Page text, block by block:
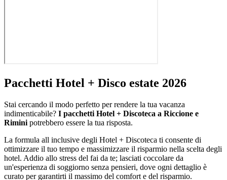
Pacchetti Hotel + Disco estate 2026
Stai cercando il modo perfetto per rendere la tua vacanza
indimenticabile? I pacchetti Hotel + Discoteca a Riccione e
Rimini potrebbero essere la tua risposta.
La formula all inclusive degli Hotel + Discoteca ti consente di
ottimizzare il tuo tempo e massimizzare il risparmio nella scelta degli
hotel. Addio allo stress del fai da te; lasciati coccolare da
un'esperienza di soggiorno senza pensieri, dove ogni dettaglio è
curato per garantirti il massimo del comfort e del risparmio.